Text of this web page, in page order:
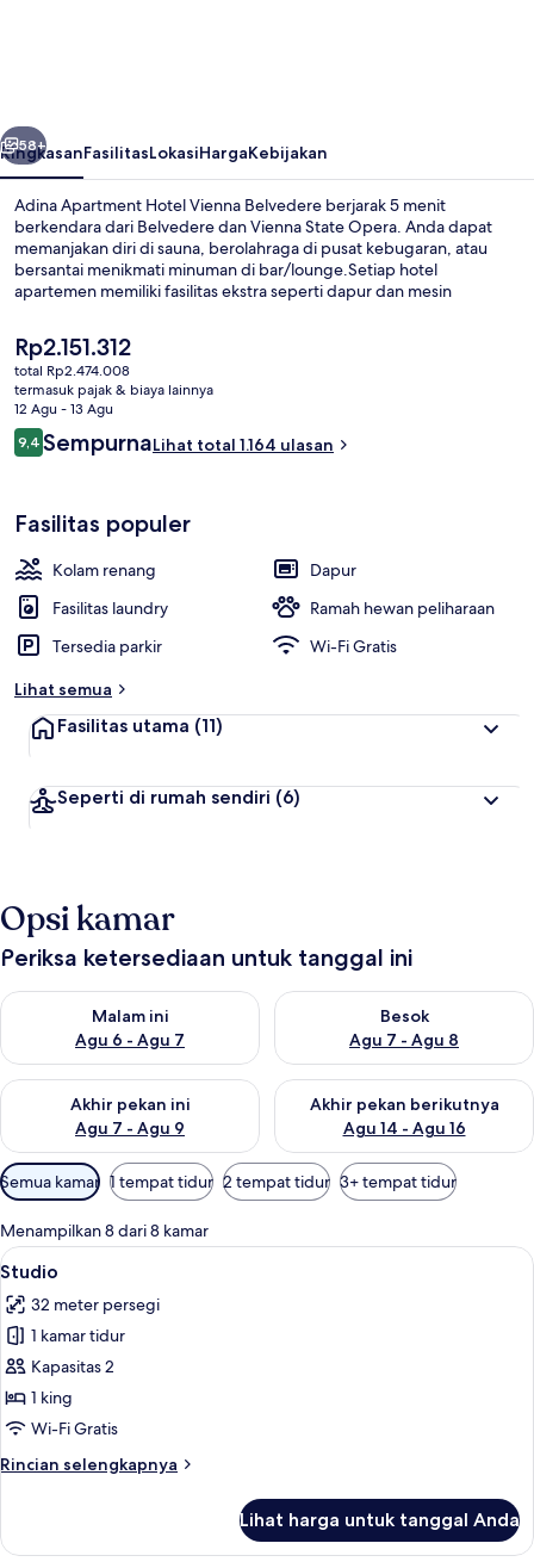
Berikutnya
58+
RingkasanFasilitasLokasiHargaKebijakan
Adina Apartment Hotel Vienna Belvedere berjarak 5 menit
berkendara dari Belvedere dan Vienna State Opera. Anda dapat
memanjakan diri di sauna, berolahraga di pusat kebugaran, atau
bersantai menikmati minuman di bar/lounge.Setiap hotel
apartemen memiliki fasilitas ekstra seperti dapur dan mesin
menyukai lokasinya untuk mengunjungi tempat menarik dan karena
sangat dekat dari transportasi umum: S-Bahn South hanya 5 menit
dan Perhentian Trem Fasangasse hanya 6 menit.
Harga
saat
ini
Rp2.151.312
Rp2.151.312
total Rp2.474.008
termasuk pajak & biaya lainnya
12 Agu - 13 Agu
Ulasan
9,49,4 dari 10
SempurnaLihat total 1.164 ulasan
Fasilitas populer
Kolam renang
Dapur
Fasilitas laundry
Ramah hewan peliharaan
Tersedia parkir
Wi-Fi Gratis
Lihat semua
Fasilitas utama (11)
Seperti di rumah sendiri (6)
Opsi kamar
Periksa ketersediaan untuk tanggal ini
Malam ini
Agu 6 - Agu 7
Periksa ketersediaan untuk malam ini Agu 6 - Agu 7
Besok
Agu 7 - Agu 8
Periksa ketersediaan untuk
Akhir pekan ini
Agu 7 - Agu 9
Periksa ketersediaan untuk akhir pekan ini Agu 7 - Agu 9
Akhir pekan berikutnya
Agu 14 - Agu 16
Periksa ketersediaan untuk
Filter
tersedia
untuk
kamar
Semua kamar 1 tempat tidur 2 tempat tidur 3+ tempat tidur
Menampilkan 8 dari 8 kamar
Lihat
semua
foto
untuk
Studio
Seprai antialergi, brankas, meja
40
Studio
32 meter persegi
1 kamar tidur
Kapasitas 2
1 king
Wi-Fi Gratis
Rincian selengkapnya
Rincian
Studio
Lihat harga untuk tanggal Anda